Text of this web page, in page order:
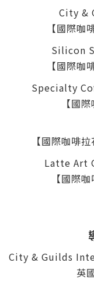
City &
【國際咖
Silicon
【國際咖
Specialty
【國
【國際咖啡
Latte Art
【國際
City & Guilds
英